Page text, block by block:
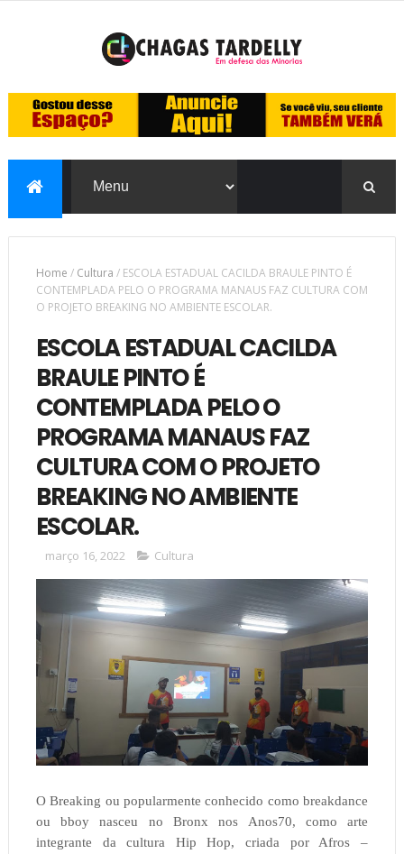
Home / Cultura / ESCOLA ESTADUAL CACILDA BRAULE PINTO É
CONTEMPLADA PELO O PROGRAMA MANAUS FAZ CULTURA COM
O PROJETO BREAKING NO AMBIENTE ESCOLAR.
ESCOLA ESTADUAL CACILDA
BRAULE PINTO É
CONTEMPLADA PELO O
PROGRAMA MANAUS FAZ
CULTURA COM O PROJETO
BREAKING NO AMBIENTE
ESCOLAR.
março 16, 2022 Cultura
O Breaking ou popularmente conhecido como breakdance
ou bboy nasceu no Bronx nos Anos70, como arte
integrante da cultura Hip Hop, criada por Afros –